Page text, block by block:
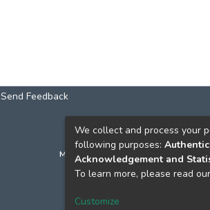
Send Feedback
КОНТАКТИ
м. Київ, вул. Григорія
к. 1, к. 120
We collect and process your
following purposes:
Acknowledgement and
To learn more, please read our
Customize